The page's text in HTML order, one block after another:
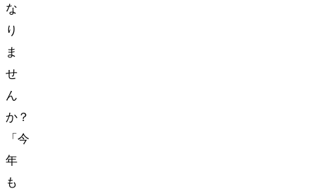
な
り
ま
せ
ん
か？
「今
年
も